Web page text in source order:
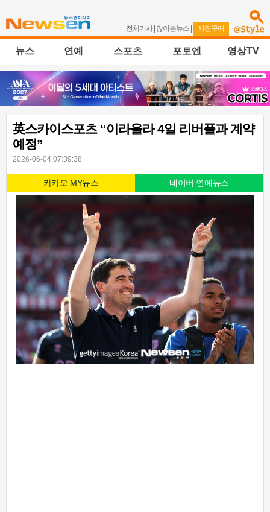
전체기사| 많이본뉴스 | 사진구매
뉴스 연예 스포츠 포토엔 영상TV
英스카이스포츠 “이라올라 4일 리버풀과 계약
예정”
2026-06-04 07:39:38
카카오 MY뉴스 네이버 연예뉴스